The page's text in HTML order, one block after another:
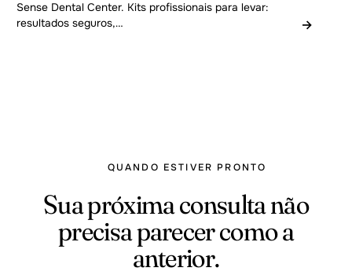
Sense Dental Center. Kits profissionais para levar:
resultados seguros,…
→
QUANDO ESTIVER PRONTO
Sua próxima consulta não
precisa parecer como a
anterior.